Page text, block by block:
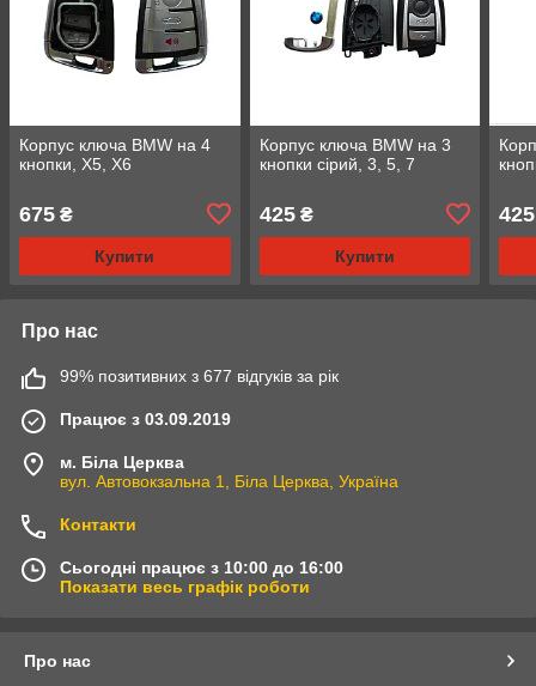
Корпус ключа BMW на 4
кнопки, X5, X6
675 ₴
Купити
Корпус ключа BMW на 3
кнопки сірий, 3, 5, 7
425₴
Купити
425
Про нас
99% позитивних з 677 відгуків за рік
Працює з 03.09.2019
м. Біла Церква
вул. Автовокзальна 1, Біла Церква, Україна
Контакти
Сьогодні працює з 10:00 до 16:00
Показати весь графік роботи
Про нас